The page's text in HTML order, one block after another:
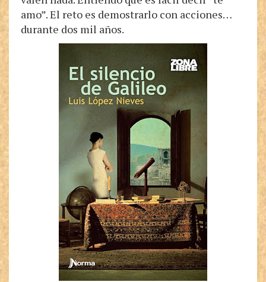
amo”. El reto es demostrarlo con acciones…
durante dos mil años.